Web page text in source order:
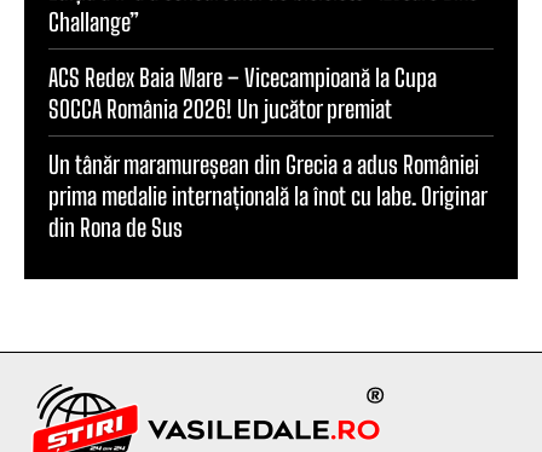
Challange”
ACS Redex Baia Mare – Vicecampioană la Cupa
SOCCA România 2026! Un jucător premiat
Un tânăr maramureșean din Grecia a adus României
prima medalie internațională la înot cu labe. Originar
din Rona de Sus